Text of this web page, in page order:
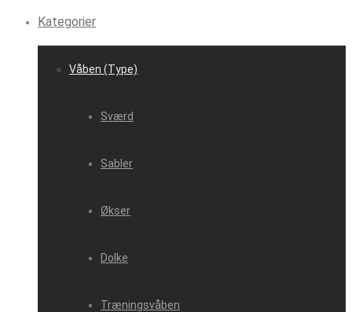
Kategorier
Våben (Type)
Sværd
Sabler
Økser
Dolke
Træningsvåben